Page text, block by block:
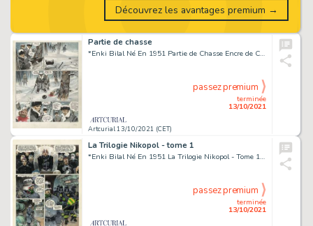
Partie de chasse
*Enki Bilal Né En 1951 Partie de Chasse Encre de Chine, Gouache Et Crayon Pour La Planche 72 de Cet Album Publié En 1983 Aux...
Artcurial 13/10/2021 (CET)
terminée
13/10/2021
passez premium
La Trilogie Nikopol - tome 1
*Enki Bilal Né En 1951 La Trilogie Nikopol - Tome 1 La Foire Aux Immortels Encre de Chine, Gouache Et Crayon Pour La Planch...
terminée
13/10/2021
passez premium
Découvrez les avantages premium →